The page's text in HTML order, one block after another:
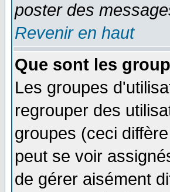
poster des
Revenir en haut
Que sont les
Les groupes
regrouper des
groupes (ceci
peut se voir
de gérer aisément